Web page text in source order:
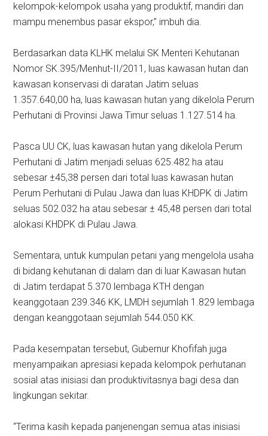
kelompok-kelompok usaha yang produktif, mandiri dan
mampu menembus pasar ekspor,” imbuh dia.
Berdasarkan data KLHK melalui SK Menteri Kehutanan
Nomor SK.395/Menhut-II/2011, luas kawasan hutan dan
kawasan konservasi di daratan Jatim seluas
1.357.640,00 ha, luas kawasan hutan yang dikelola Perum
Perhutani di Provinsi Jawa Timur seluas 1.127.514 ha.
Pasca UU CK, luas kawasan hutan yang dikelola Perum
Perhutani di Jatim menjadi seluas 625.482 ha atau
sebesar ±45,38 persen dari total luas kawasan hutan
Perum Perhutani di Pulau Jawa dan luas KHDPK di Jatim
seluas 502.032 ha atau sebesar ± 45,48 persen dari total
alokasi KHDPK di Pulau Jawa.
Sementara, untuk kumpulan petani yang mengelola usaha
di bidang kehutanan di dalam dan di luar Kawasan hutan
di Jatim terdapat 5.370 lembaga KTH dengan
keanggotaan 239.346 KK, LMDH sejumlah 1.829 lembaga
dengan keanggotaan sejumlah 544.050 KK.
Pada kesempatan tersebut, Gubernur Khofifah juga
menyampaikan apresiasi kepada kelompok perhutanan
sosial atas inisiasi dan produktivitasnya bagi desa dan
lingkungan sekitar.
“Terima kasih kepada panjenengan semua atas inisiasi